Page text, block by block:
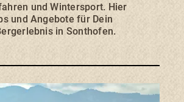
und Wintersport. Hier
und Angebote für Dein
in Sonthofen.